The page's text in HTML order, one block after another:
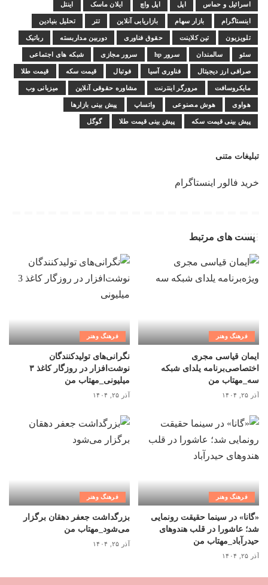
اسرائیل و حماس اپل اپل واچ ایلان ماسک اینتل
اینستاگرام بازار سهام بازاریابی آنلاین تتر تحلیل بنیادین
تلویزیون تین کلاینت حقوق فناوری دوربین مداربسته رباتیک
سئو سالمندان سرور hp سرور مجازی شبکه های اجتماعی
صرافی ارز دیجیتال فناوری آسیا فوتبال قیمت سکه قیمت طلا
مایکروسافت مرورگر اینترنت مشاوره حقوقی آنلاین میزبانی وب
هواوی هوش مصنوعی واتساپ پیش بینی بازارها
پیش بینی قیمت سکه پیش بینی قیمت طلا گوگل
تبلیغات متنی
خرید فالور اینستاگرام
پست های مرتبط
فرهنگ وهنر
ایمان قیاسی مجری
اختصاصی‌برنامه یلدای شبکه
سه_مهتاب من
آذر ۲۵, ۱۴۰۴
فرهنگ وهنر
نگرانی‌های تولیدکنندگان
نوشت‌افزار در روزگار کاغذ ۳
میلیونی_مهتاب من
آذر ۲۵, ۱۴۰۴
فرهنگ وهنر
«گانا» در سینما حقیقت رونمایی
شد؛ عاشورا در قلب هندوهای
حیدرآباد_مهتاب من
آذر ۲۵, ۱۴۰۴
فرهنگ وهنر
بزرگداشت جعفر دهقان برگزار
می‌شود_مهتاب من
آذر ۲۵, ۱۴۰۴